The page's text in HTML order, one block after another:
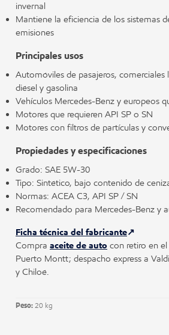
invernal
Mantiene la eficiencia de los sistemas
emisiones
Principales usos
Automóviles de pasajeros, comerciales
diésel y gasolina
Vehículos Mercedes-Benz y europeos
Motores que requieren API SP o SN
Motores con filtros de partículas y
Propiedades y especificaciones
Grado: SAE 5W-30
Tipo: Sintético, bajo contenido de
Normas: ACEA C3, API SP / SN
Recomendado para Mercedes-Benz y
Ficha técnica del fabricante
Compra aceite de auto con retiro en
Puerto Montt; despacho express a
y Chiloé.
Peso: 20 kg